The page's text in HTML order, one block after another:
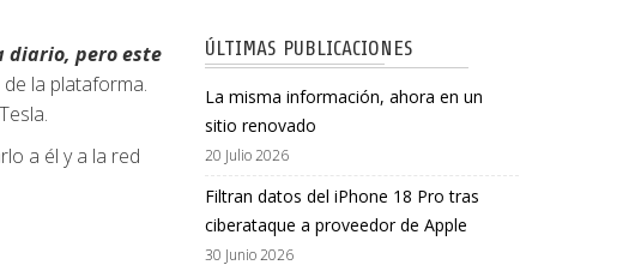
diario, pero este
la plataforma.
a él y a la red
ÚLTIMAS PUBLICACIONES
La misma información, ahora en un
sitio renovado
20 Julio 2026
Filtran datos del iPhone 18 Pro tras
ciberataque a proveedor de Apple
30 Junio 2026